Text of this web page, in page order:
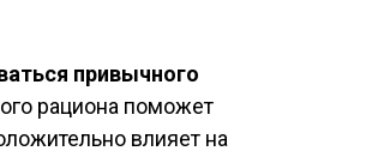
привычного
рациона поможет
влияет на